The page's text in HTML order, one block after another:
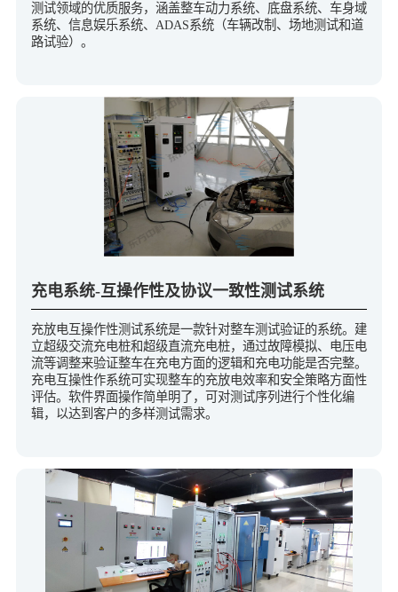
测试领域的优质服务，涵盖整车动力系统、底盘系统、车身域
系统、信息娱乐系统、ADAS系统（车辆改制、场地测试和道
路试验）。
充电系统-互操作性及协议一致性测试系统
充放电互操作性测试系统是一款针对整车测试验证的系统。建
立超级交流充电桩和超级直流充电桩，通过故障模拟、电压电
流等调整来验证整车在充电方面的逻辑和充电功能是否完整。
充电互操性作系统可实现整车的充放电效率和安全策略方面性
评估。软件界面操作简单明了，可对测试序列进行个性化编
辑，以达到客户的多样测试需求。